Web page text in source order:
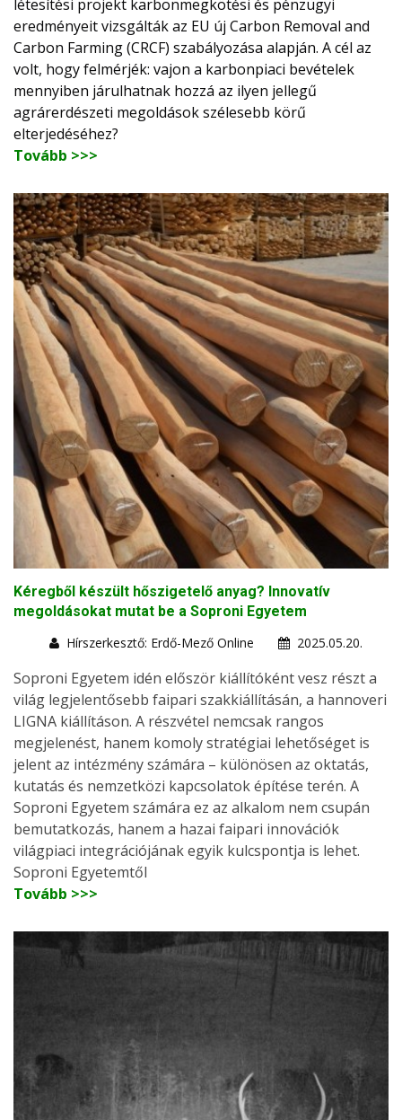
létesítési projekt karbonmegkötési és pénzügyi
eredményeit vizsgálták az EU új Carbon Removal and
Carbon Farming (CRCF) szabályozása alapján. A cél az
volt, hogy felmérjék: vajon a karbonpiaci bevételek
mennyiben járulhatnak hozzá az ilyen jellegű
agrárerdészeti megoldások szélesebb körű
elterjedéséhez?
Tovább >>>
Kéregből készült hőszigetelő anyag? Innovatív
megoldásokat mutat be a Soproni Egyetem
Hírszerkesztő: Erdő-Mező Online
2025.05.20.
Soproni Egyetem idén először kiállítóként vesz részt a
világ legjelentősebb faipari szakkiállításán, a hannoveri
LIGNA kiállításon. A részvétel nemcsak rangos
megjelenést, hanem komoly stratégiai lehetőséget is
jelent az intézmény számára – különösen az oktatás,
kutatás és nemzetközi kapcsolatok építése terén. A
Soproni Egyetem számára ez az alkalom nem csupán
bemutatkozás, hanem a hazai faipari innovációk
világpiaci integrációjának egyik kulcspontja is lehet.
Soproni Egyetemtől
Tovább >>>